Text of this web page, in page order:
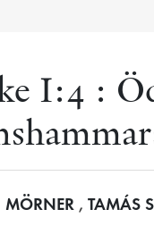
I:4 :
MÖRNER , TAMÁS